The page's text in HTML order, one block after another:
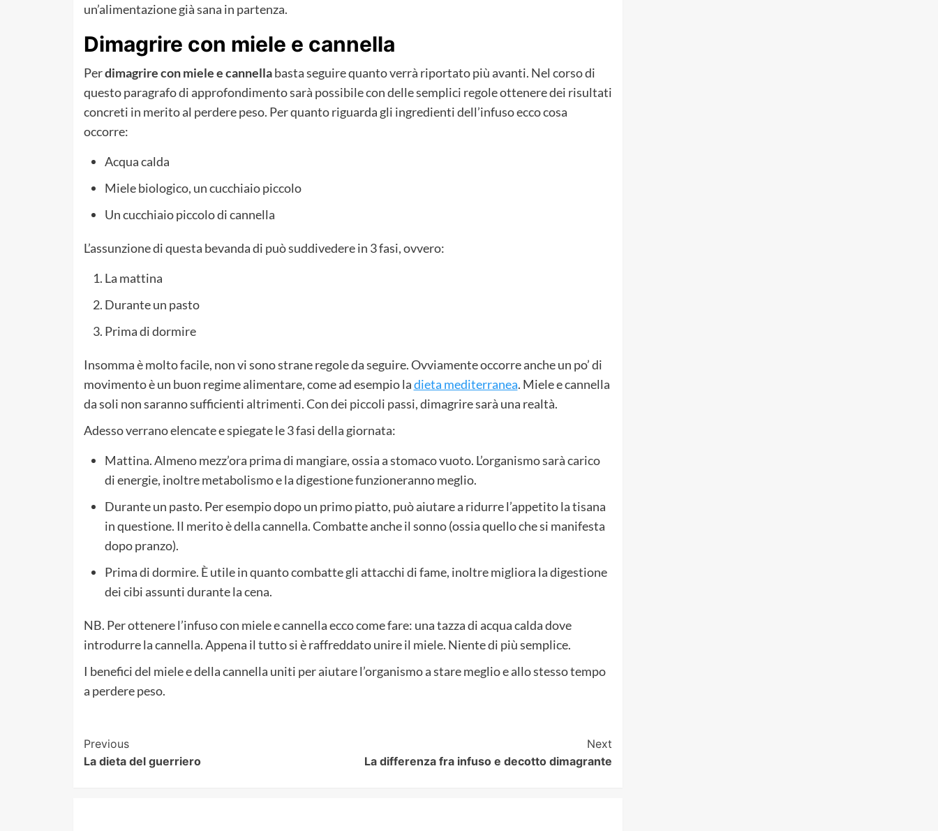
un’alimentazione già sana in partenza.
Dimagrire con miele e cannella
Perdimagrire con miele e cannellabasta seguire quanto verrà riportato più avanti. Nel corso di
questo paragrafo di approfondimento sarà possibile con delle semplici regole ottenere dei risultati
concreti in merito al perdere peso. Per quanto riguarda gli ingredienti dell’infuso ecco cosa
occorre:
Acqua calda
Miele biologico, un cucchiaio piccolo
Un cucchiaio piccolo di cannella
L’assunzione di questa bevanda di può suddivedere in 3 fasi, ovvero:
La mattina
Durante un pasto
Prima di dormire
Insomma è molto facile, non vi sono strane regole da seguire. Ovviamente occorre anche un po’ di
movimento è un buon regime alimentare, come ad esempio ladieta mediterranea. Miele e cannella
da soli non saranno sufficienti altrimenti. Con dei piccoli passi, dimagrire sarà una realtà.
Adesso verrano elencate e spiegate le 3 fasi della giornata:
Mattina. Almeno mezz’ora prima di mangiare, ossia a stomaco vuoto. L’organismo sarà carico
di energie, inoltre metabolismo e la digestione funzioneranno meglio.
Durante un pasto. Per esempio dopo un primo piatto, può aiutare a ridurre l’appetito la tisana
in questione. Il merito è della cannella. Combatte anche il sonno (ossia quello che si manifesta
dopo pranzo).
Prima di dormire. È utile in quanto combatte gli attacchi di fame, inoltre migliora la digestione
dei cibi assunti durante la cena.
NB. Per ottenere l’infuso con miele e cannella ecco come fare: una tazza di acqua calda dove
introdurre la cannella. Appena il tutto si è raffreddato unire il miele. Niente di più semplice.
I benefici del miele e della cannella uniti per aiutare l’organismo a stare meglio e allo stesso tempo
a perdere peso.
Post
Navigation
Previous
La dieta del guerriero
Next
La differenza fra infuso e decotto dimagrante